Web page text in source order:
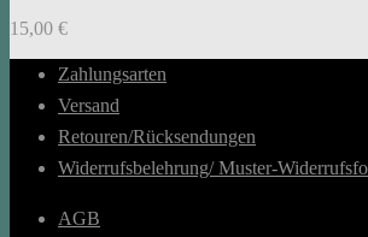
15,00 €
Zahlungsarten
Versand
Retouren/Rücksendungen
Widerrufsbelehrung/ Muster-
AGB